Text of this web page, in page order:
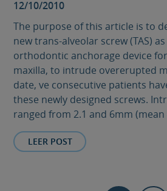
12/10/2010
The purpose of this article is to
new trans-alveolar screw (TAS)
orthodontic anchorage device
maxilla, to intrude overerupted
date, ve consecutive patients
these newly designed screws.
ranged from 2.1 and 6mm (mean
LEER POST